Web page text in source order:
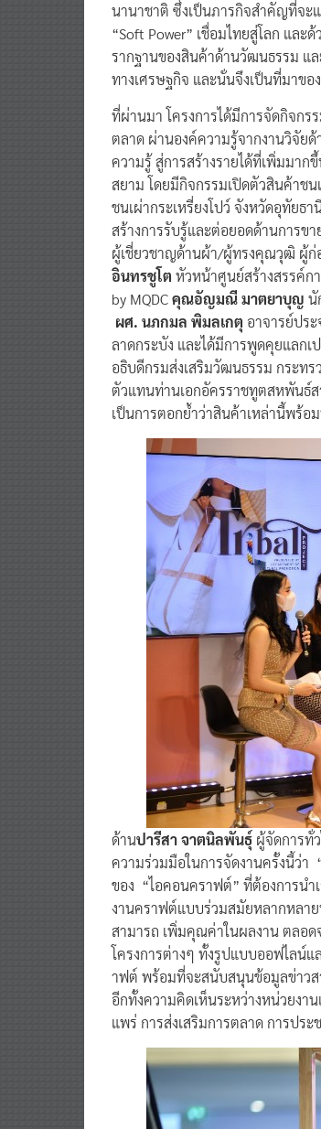
นานาชาติ ซึ่งเป็นภารกิจสำคัญที่จะ
“Soft Power” เชื่อมไทยสู่โลก แล
รากฐานของสินค้าด้านวัฒนธรรม แ
ทางเศรษฐกิจ และนั่นจึงเป็นที่มาขอ
ที่ผ่านมา โครงการได้มีการจัดกิจกร
ตลาด ผ่านองค์ความรู้จากงานวิจัย
ความรู้ สู่การสร้างรายได้ที่เพิ่มมา
สยาม โดยมีกิจกรรมเปิดตัวสินค้าชน
ชนเผ่ากระเหรี่ยงโปว์ จังหวัดอุทัยธ
สร้างการรับรู้และต่อยอดด้านการ
ผู้เชี่ยวชาญด้านผ้า/ผู้ทรงคุณวุฒิ ผู้ก่
อินทรชูโต หัวหน้าศูนย์สร้างสรรค์ก
by MQDCคุณอัญมณี มาตยาบุญ นั
ผศ. นภกมล พิมลเกตุ อาจารย์ปร
ลาดกระบัง และได้มีการพูดคุยแลก
อธิบดีกรมส่งเสริมวัฒนธรรม กระทร
ตัวแทนท่านเอกอัครราชทูตสหพันธ์ส
เป็นการตอกย้ำว่าสินค้าเหล่านี้พร้อ
ด้านปารีสา จาตนิลพันธุ์ ผู้จัดการทั่
ความร่วมมือในการจัดงานครั้งนี้ว่
ของ “ไอคอนคราฟต์” ที่ต้องการน
งานคราฟต์แบบร่วมสมัยหลากหลาย
สามารถ เพิ่มคุณค่าในผลงาน ตลอด
โครงการต่างๆ ทั้งรูปแบบออฟไลน์
าฟต์ พร้อมที่จะสนับสนุนข้อมูลข่าวส
อีกทั้งความคิดเห็นระหว่างหน่วยงา
แพร่ การส่งเสริมการตลาด การปร